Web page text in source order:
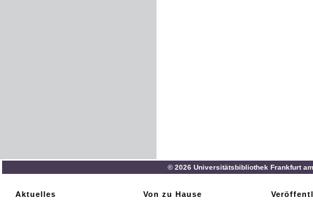
© 2026 Universitätsbibliothek Frankfurt
Aktuelles
Von zu Hause